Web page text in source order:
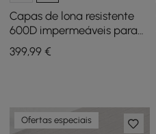
Capas de lona resistente
600D impermeáveis para
conjunto de sala de estar
de jardim - bege
399,99 €
Ofertas especiais